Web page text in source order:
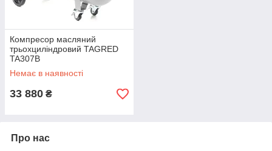
Компресор масляний
трьохциліндровий TAGRED
TA307B
Немає в наявності
33 880 ₴
Про нас